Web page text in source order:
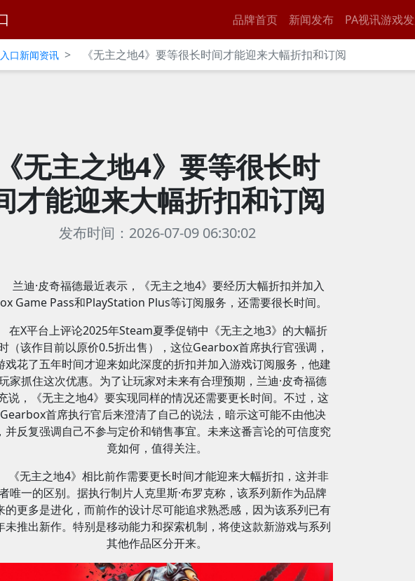
品牌首页 新闻发布 PA视讯游戏
口新闻资讯 > 《无主之地4》要等很长时间才能迎来大幅折扣和订阅
无主之地4》要等很长时
才能迎来大幅折扣和订阅
发布时间：2026-07-09 06:30:02
兰迪·皮奇福德最近表示，《无主之地4》要经历大幅折扣并加入
Game Pass和PlayStation Plus等订阅服务，还需要很长时间。
在X平台上评论2025年Steam夏季促销中《无主之地3》的大幅折
（该作目前以原价0.5折出售），这位Gearbox首席执行官强调，
戏花了五年时间才迎来如此深度的折扣并加入游戏订阅服务，他建
家抓住这次优惠。为了让玩家对未来有合理预期，兰迪·皮奇福德
说，《无主之地4》要实现同样的情况还需要更长时间。不过，这
首席执行官后来澄清了自己的说法，暗示这可能不由他决
并反复强调自己不参与定价和销售事宜。未来这番言论的可信度究
竟如何，值得关注。
《无主之地4》相比前作需要更长时间才能迎来大幅折扣，这并非
唯一的区别。据执行制片人克里斯·布罗克称，该系列新作为品牌
的更多是进化，而前作的设计尽可能追求熟悉感，因为该系列已有
未推出新作。特别是移动能力和探索机制，将使这款新游戏与系列
其他作品区分开来。